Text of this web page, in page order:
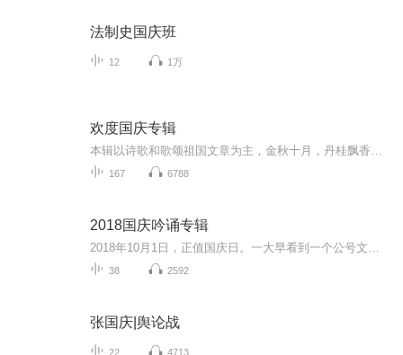
法制史国庆班
12 1万
欢度国庆专辑
167 6788
2018国庆吟诵专辑
38 2592
张国庆|舆论战
22 4713